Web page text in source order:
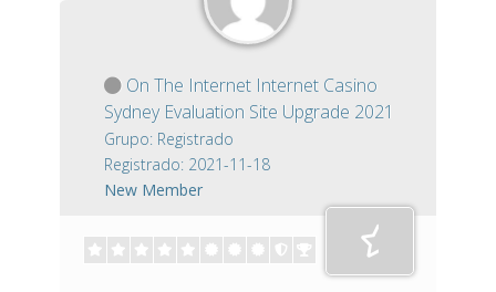
On The Internet Internet Casino
Sydney Evaluation Site Upgrade 2021
Grupo: Registrado
Registrado: 2021-11-18
New Member